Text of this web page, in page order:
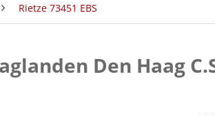
Rietze 73451 EBS
Den Haag